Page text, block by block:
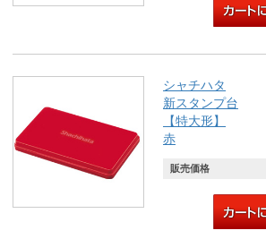
シャチハタ
新スタンプ台
【特大形】
赤
販売価格